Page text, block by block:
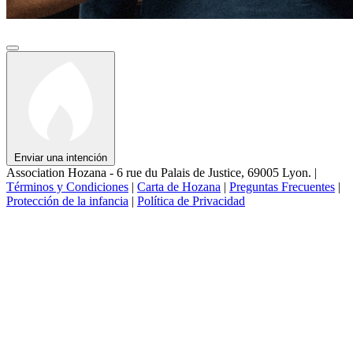
Enviar una intención
Association Hozana - 6 rue du Palais de Justice, 69005 Lyon. |
Términos y Condiciones | Carta de Hozana | Preguntas Frecuentes |
Protección de la infancia | Política de Privacidad